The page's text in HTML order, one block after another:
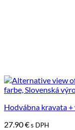
Hodvábna kravata
27.90€s DPH